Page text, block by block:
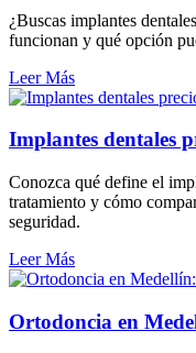
¿Buscas implantes
funcionan y qué opción
Leer Más
Implantes dentales
Conozca qué define el
tratamiento y cómo
seguridad.
Leer Más
Ortodoncia en